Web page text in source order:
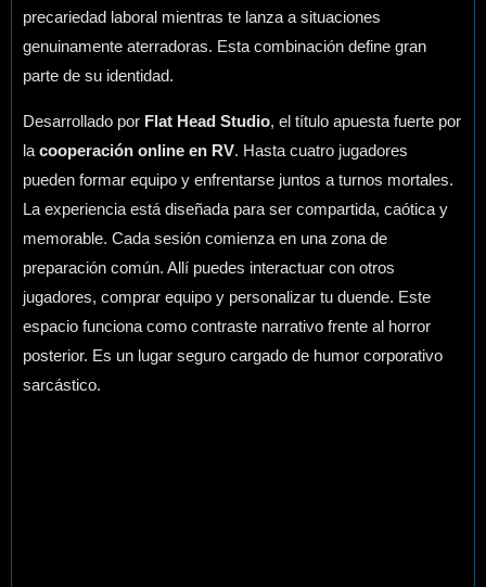
precariedad laboral mientras te lanza a situaciones
genuinamente aterradoras. Esta combinación define gran
parte de su identidad.
Desarrollado por Flat Head Studio, el título apuesta fuerte por
lacooperación online en RV. Hasta cuatro jugadores
pueden formar equipo y enfrentarse juntos a turnos mortales.
La experiencia está diseñada para ser compartida, caótica y
memorable. Cada sesión comienza en una zona de
preparación común. Allí puedes interactuar con otros
jugadores, comprar equipo y personalizar tu duende. Este
espacio funciona como contraste narrativo frente al horror
posterior. Es un lugar seguro cargado de humor corporativo
sarcástico.